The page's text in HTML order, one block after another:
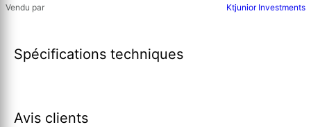
Vendu par
Ktjunior Investments
Spécifications techniques
Avis clients